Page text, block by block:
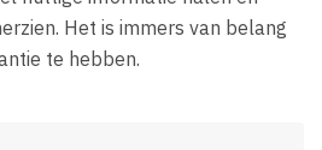
Het is immers van belang
te hebben.